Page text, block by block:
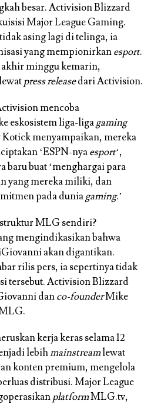
besar. Activision Blizzard
Major League Gaming.
asing lagi di telinga, ia
yang mempionirkanesport.
minggu kemarin,
press releasedari Activision.
mencoba
eskosistem liga-ligagaming
menyampaikan, mereka
‘ESPN-nyaesport‘,
baru buat ‘menghargai para
yang mereka miliki, dan
pada duniagaming.’
MLG sendiri?
mengindikasikan bahwa
akan digantikan.
rilis pers, ia sepertinya tidak
tersebut. Activision Blizzard
danco-founderMike
kerja keras selama 12
lebihmainstreamlewat
konten premium, mengelola
distribusi. Major League
platformMLG.tv,